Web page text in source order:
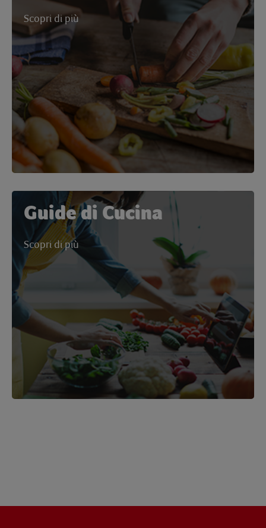
Scopri di più
Guide di Cucina
Scopri di più